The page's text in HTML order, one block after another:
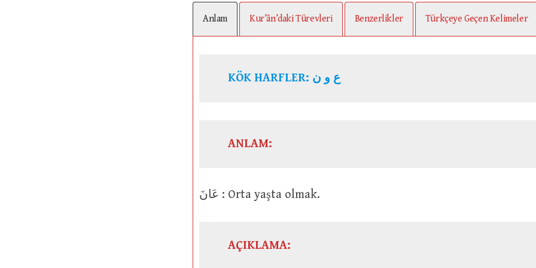
Anlam Kur’ân’daki Türevleri Benzerlikler Türkçeye Geçen Kelimeler
KÖK HARFLER: ع و ن
ANLAM:
عَانَ : Orta yaşta olmak.
AÇIKLAMA: